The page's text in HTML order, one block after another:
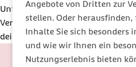
Angebote von Dritten zur
stellen. Oder herausfinden,
Inhalte Sie sich besonders
und wie wir Ihnen ein
Nutzungserlebnis bieten
Unterstützung holen. Das kann
Vertrauensperson sein, bei einer
deiner Hausarztpraxis.